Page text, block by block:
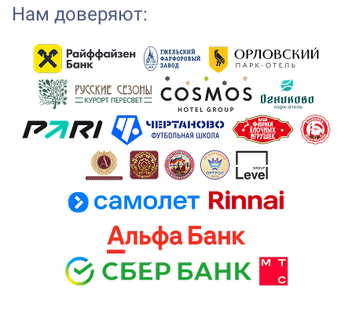
Нам доверяют: